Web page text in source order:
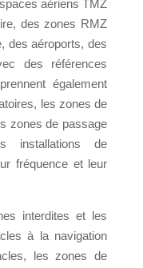
aériens TMZ
des zones RMZ
des aéroports, des
des références
également
les zones de
zones de passage
installations de
fréquence et leur
interdites et les
à la navigation
les zones de